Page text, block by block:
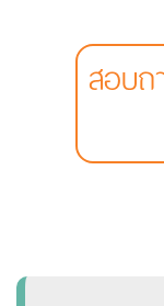
สอบถ